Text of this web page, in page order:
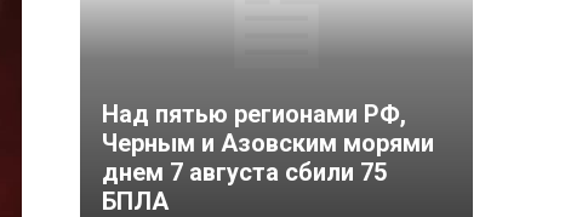
Над пятью регионами РФ,
Черным и Азовским морями
днем 7 августа сбили 75
БПЛА